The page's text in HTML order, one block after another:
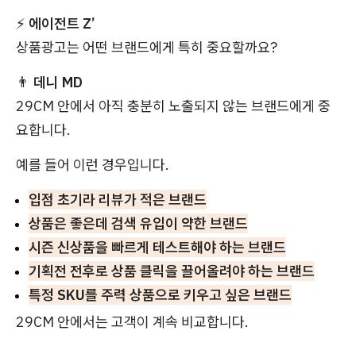
⚡ 에이전트 Z’
상품광고는 어떤 브랜드에게 특히 중요할까요?
👨 데니 MD
29CM 안에서 아직 충분히 노출되지 않는 브랜드에게 중
요합니다.
예를 들어 이런 경우입니다.
입점 초기라 리뷰가 적은 브랜드
상품은 좋은데 검색 유입이 약한 브랜드
시즌 신상품을 빠르게 테스트해야 하는 브랜드
기획전 전후로 상품 클릭을 끌어올려야 하는 브랜드
특정 SKU를 주력 상품으로 키우고 싶은 브랜드
29CM 안에서는 고객이 계속 비교합니다.